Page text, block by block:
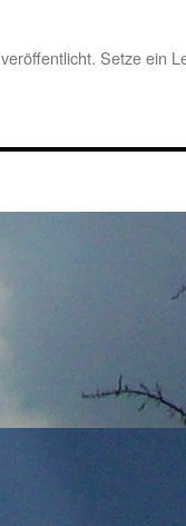
veröffentlicht. Setze ein